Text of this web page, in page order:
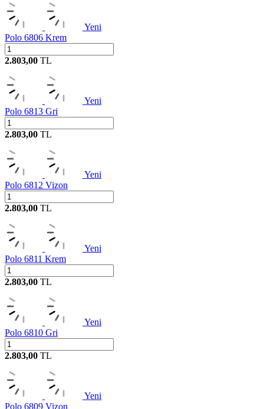
Yeni
Polo 6806 Krem
2.803,00 TL
Yeni
Polo 6813 Gri
2.803,00 TL
Yeni
Polo 6812 Vizon
2.803,00 TL
Yeni
Polo 6811 Krem
2.803,00 TL
Yeni
Polo 6810 Gri
2.803,00 TL
Yeni
Polo 6809 Vizon